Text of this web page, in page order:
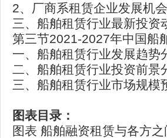
2、厂商系租赁企业发展机会
三、船舶租赁行业最新投资
第三节2021-2027年中国船
一、船舶租赁行业发展趋势
二、船舶租赁行业投资前景
三、船舶租赁行业市场规模
图表目录：
图表 船舶融资租赁与各方